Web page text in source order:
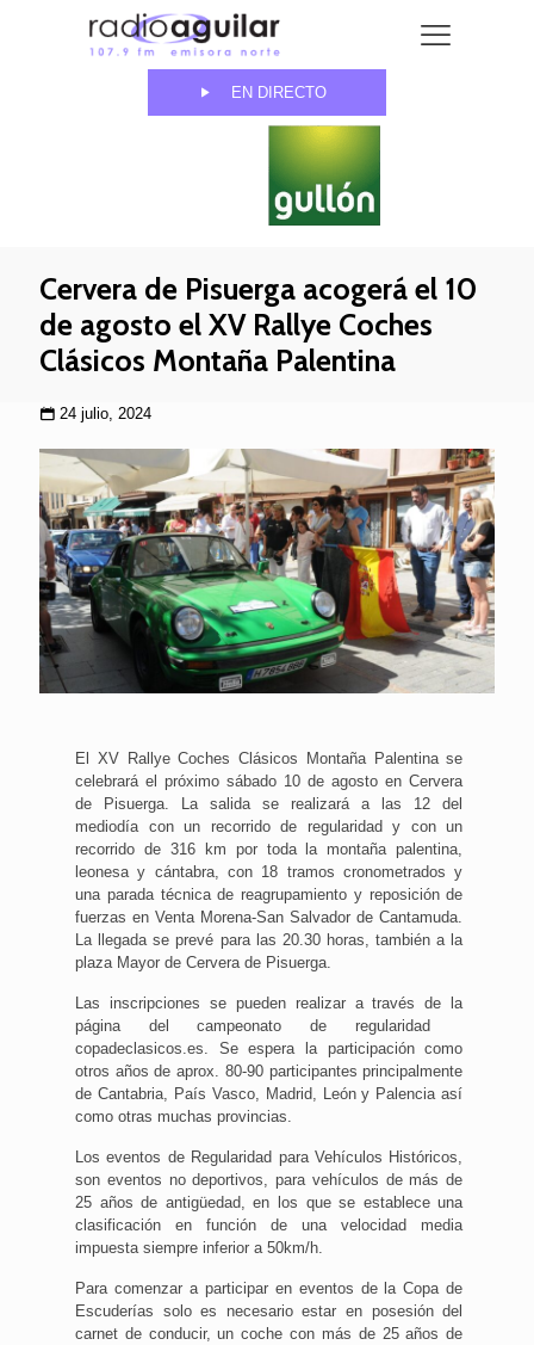
EN DIRECTO
Cervera de Pisuerga acogerá el 10
de agosto el XV Rallye Coches
Clásicos Montaña Palentina
24 julio, 2024
El XV Rallye Coches Clásicos Montaña Palentina se
celebrará el próximo sábado 10 de agosto en Cervera
de Pisuerga. La salida se realizará a las 12 del
mediodía con un recorrido de regularidad y con un
recorrido de 316 km por toda la montaña palentina,
leonesa y cántabra, con 18 tramos cronometrados y
una parada técnica de reagrupamiento y reposición de
fuerzas en Venta Morena-San Salvador de Cantamuda.
La llegada se prevé para las 20.30 horas, también a la
plaza Mayor de Cervera de Pisuerga.
Las inscripciones se pueden realizar a través de la
página del campeonato de regularidad
copadeclasicos.es. Se espera la participación como
otros años de aprox. 80-90 participantes principalmente
de Cantabria, País Vasco, Madrid, León y Palencia así
como otras muchas provincias.
Los eventos de Regularidad para Vehículos Históricos,
son eventos no deportivos, para vehículos de más de
25 años de antigüedad, en los que se establece una
clasificación en función de una velocidad media
impuesta siempre inferior a 50km/h.
Para comenzar a participar en eventos de la Copa de
Escuderías solo es necesario estar en posesión del
carnet de conducir, un coche con más de 25 años de